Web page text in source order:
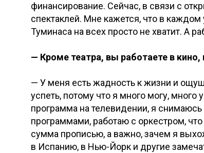
финансирование. Сейчас, в связи с
спектаклей. Мне кажется, что в каждом
Туминаса на всех просто не хватит. А
— Кроме театра, вы работаете в
— У меня есть жадность к жизни и
успеть, потому что я много могу,
программа на телевидении, я
программами, работаю с оркестром,
сумма прописью, а важно, зачем я
в Испанию, в Нью-Йорк и другие